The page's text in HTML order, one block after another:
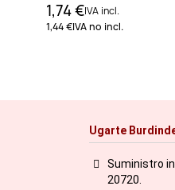
1,74 €IVA incl.
1,44 €IVA no incl.
Ugarte
Suministro
20720.